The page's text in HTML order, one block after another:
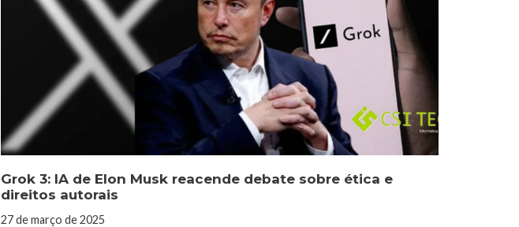
Grok 3: IA de Elon Musk reacende debate sobre ética e
direitos autorais
27 de março de 2025